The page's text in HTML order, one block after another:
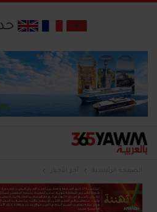
الصفحة الرئيسية